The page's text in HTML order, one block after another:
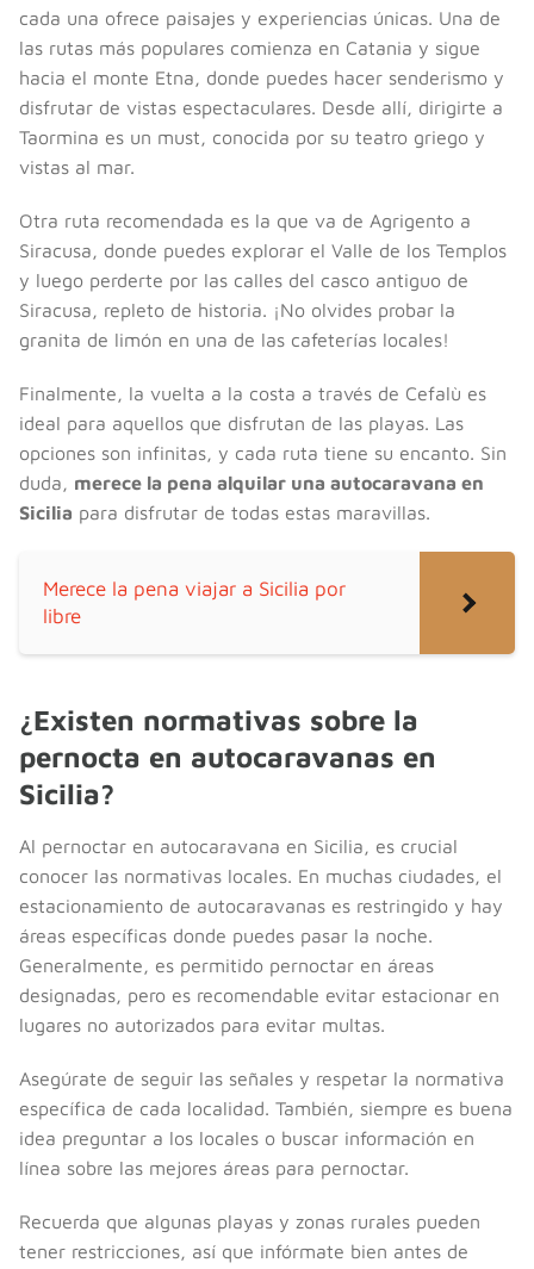
cada una ofrece paisajes y experiencias únicas. Una de
las rutas más populares comienza en Catania y sigue
hacia el monte Etna, donde puedes hacer senderismo y
disfrutar de vistas espectaculares. Desde allí, dirigirte a
Taormina es un must, conocida por su teatro griego y
vistas al mar.
Otra ruta recomendada es la que va de Agrigento a
Siracusa, donde puedes explorar el Valle de los Templos
y luego perderte por las calles del casco antiguo de
Siracusa, repleto de historia. ¡No olvides probar la
granita de limón en una de las cafeterías locales!
Finalmente, la vuelta a la costa a través de Cefalù es
ideal para aquellos que disfrutan de las playas. Las
opciones son infinitas, y cada ruta tiene su encanto. Sin
duda, merece la pena alquilar una autocaravana en
Sicilia para disfrutar de todas estas maravillas.
Merece la pena viajar a Sicilia por
libre
¿Existen normativas sobre la
pernocta en autocaravanas en
Sicilia?
Al pernoctar en autocaravana en Sicilia, es crucial
conocer las normativas locales. En muchas ciudades, el
estacionamiento de autocaravanas es restringido y hay
áreas específicas donde puedes pasar la noche.
Generalmente, es permitido pernoctar en áreas
designadas, pero es recomendable evitar estacionar en
lugares no autorizados para evitar multas.
Asegúrate de seguir las señales y respetar la normativa
específica de cada localidad. También, siempre es buena
idea preguntar a los locales o buscar información en
línea sobre las mejores áreas para pernoctar.
Recuerda que algunas playas y zonas rurales pueden
tener restricciones, así que infórmate bien antes de